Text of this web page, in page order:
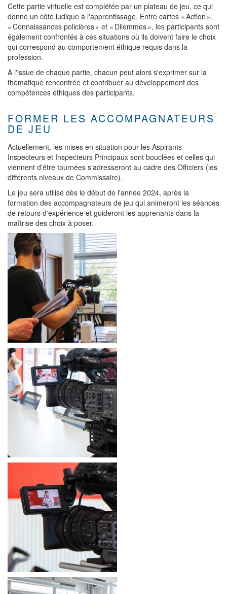
Cette partie virtuelle est complétée par un plateau de jeu, ce qui
donne un côté ludique à l'apprentissage. Entre cartes « Action »,
« Connaissances policières » et « Dilemmes », les participants sont
également confrontés à ces situations où ils doivent faire le choix
qui correspond au comportement éthique requis dans la
profession.
A l'issue de chaque partie, chacun peut alors s'exprimer sur la
thématique rencontrée et contribuer au développement des
compétences éthiques des participants.
FORMER LES ACCOMPAGNATEURS
DE JEU
Actuellement, les mises en situation pour les Aspirants
Inspecteurs et Inspecteurs Principaux sont bouclées et celles qui
viennent d'être tournées s'adresseront au cadre des Officiers (les
différents niveaux de Commissaire).
Le jeu sera utilisé dès le début de l'année 2024, après la
formation des accompagnateurs de jeu qui animeront les séances
de retours d'expérience et guideront les apprenants dans la
maîtrise des choix à poser.